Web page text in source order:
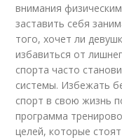
внимания
заставить себя
того, хочет ли
избавиться от
спорта часто
системы. Избежать
спорт в свою жизнь
программа
целей, которые